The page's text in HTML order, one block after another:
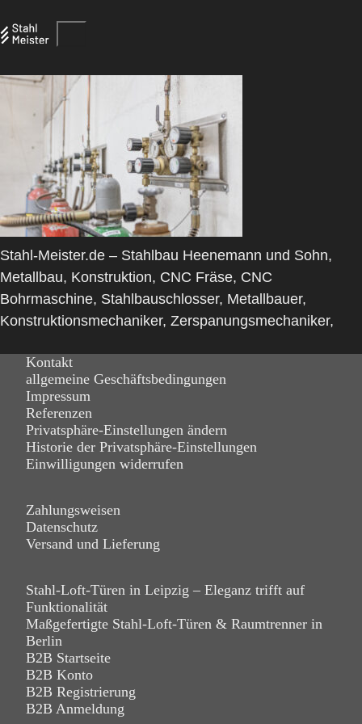
Stahl-Meister.de – Stahlbau Heenemann und Sohn,
Metallbau, Konstruktion, CNC Fräse, CNC
Bohrmaschine, Stahlbauschlosser, Metallbauer,
Konstruktionsmechaniker, Zerspanungsmechaniker,
Kontakt
allgemeine Geschäftsbedingungen
Impressum
Referenzen
Privatsphäre-Einstellungen ändern
Historie der Privatsphäre-Einstellungen
Einwilligungen widerrufen
Zahlungsweisen
Datenschutz
Versand und Lieferung
Stahl-Loft-Türen in Leipzig – Eleganz trifft auf
Funktionalität
Maßgefertigte Stahl-Loft-Türen & Raumtrenner in
Berlin
B2B Startseite
B2B Konto
B2B Registrierung
B2B Anmeldung